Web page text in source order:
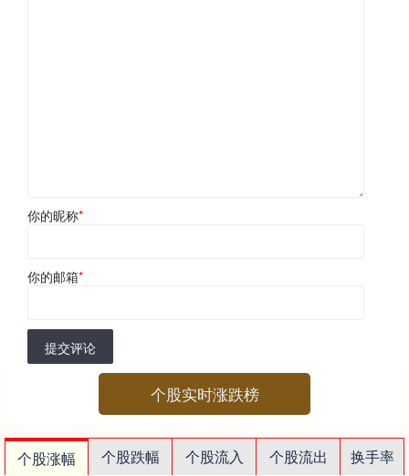
你的昵称*
你的邮箱*
提交评论
个股实时涨跌榜
个股涨幅 个股跌幅 个股流入 个股流出
换手率